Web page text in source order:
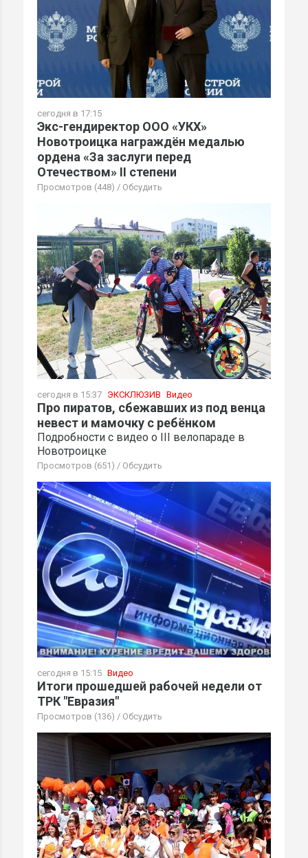
сегодня в 17:15
Экс-гендиректор ООО «УКХ»
Новотроицка награждён медалью
ордена «За заслуги перед
Отечеством» II степени
Просмотров (448) / Обсудить
сегодня в 15:37 ЭКСКЛЮЗИВ Видео
Про пиратов, сбежавших из под венца
невест и мамочку с ребёнком
Подробности с видео о III велопараде в
Новотроицке
Просмотров (651) / Обсудить
сегодня в 15:15 Видео
Итоги прошедшей рабочей недели от
ТРК "Евразия"
Просмотров (136) / Обсудить